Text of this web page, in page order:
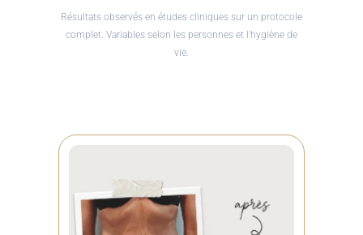
Résultats observés en études cliniques sur un protocole
complet. Variables selon les personnes et l’hygiène de
vie.